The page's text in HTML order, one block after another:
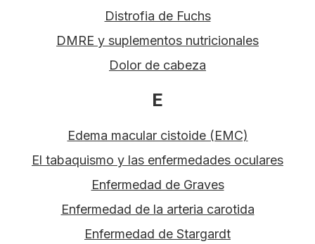
Distrofia de Fuchs
DMRE y suplementos nutricionales
Dolor de cabeza
E
Edema macular cistoide (EMC)
El tabaquismo y las enfermedades oculares
Enfermedad de Graves
Enfermedad de la arteria carotida
Enfermedad de Stargardt